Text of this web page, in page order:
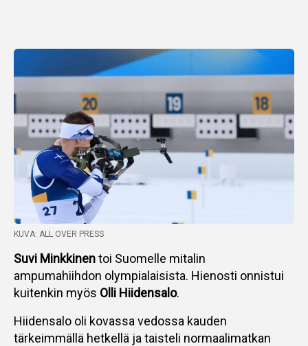
KUVA: ALL OVER PRESS
Suvi Minkkinentoi Suomelle mitalin
ampumahiihdon olympialaisista. Hienosti onnistui
kuitenkin myös Olli Hiidensalo.
Hiidensalo oli kovassa vedossa kauden
tärkeimmällä hetkellä ja taisteli normaalimatkan